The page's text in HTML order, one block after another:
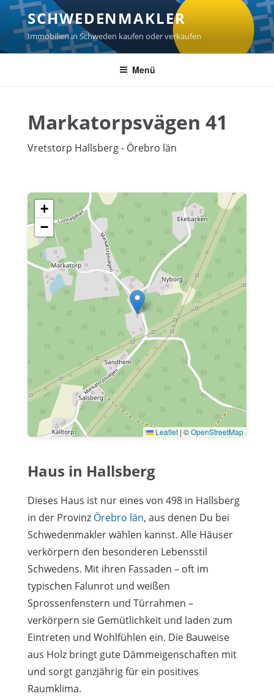
Zum
Inhalt
springen
SCHWEDENMAKLER
Immobilien in Schweden kaufen oder verkaufen
Menü
Markatorpsvägen 41
Vretstorp Hallsberg - Örebro län
+
−
Leaflet |©OpenStreetMap
Haus in Hallsberg
Dieses Haus ist nur eines von 498 in Hallsberg
in der Provinz Örebro län, aus denen Du bei
Schwedenmakler wählen kannst. Alle Häuser
verkörpern den besonderen Lebensstil
Schwedens. Mit ihren Fassaden – oft im
typischen Falunrot und weißen
Sprossenfenstern und Türrahmen –
verkörpern sie Gemütlichkeit und laden zum
Eintreten und Wohlfühlen ein. Die Bauweise
aus Holz bringt gute Dämmeigenschaften mit
und sorgt ganzjährig für ein positives
Raumklima.